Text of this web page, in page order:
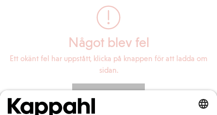
Något blev fel
Ett okänt fel har uppstått, klicka på knappen för att ladda om
sidan.